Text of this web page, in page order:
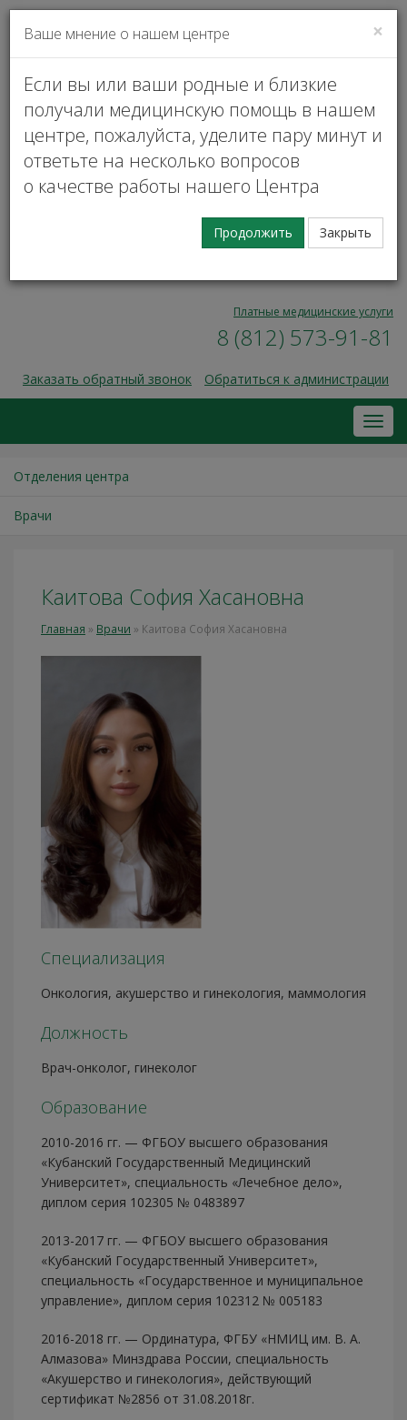
Личный кабинет
Запись на прием
Пн — Пт, 900— 17
8 (812) 573-91-31
Платные медицинские услуги
8 (812) 573-91-81
Заказать обратный звонок Обратиться к администрации
Отделения центра
Врачи
Каитова София Хасановна
Главная » Врачи » Каитова София Хасановна
Специализация
Онкология, акушерство и гинекология, маммология
Должность
Врач-онколог, гинеколог
Образование
2010-2016 гг. — ФГБОУ высшего образования
«Кубанский Государственный Медицинский
Университет», специальность «Лечебное дело»,
диплом серия 102305 № 0483897
2013-2017 гг. — ФГБОУ высшего образования
«Кубанский Государственный Университет»,
специальность «Государственное и муниципальное
управление», диплом серия 102312 № 005183
2016-2018 гг. — Ординатура, ФГБУ «НМИЦ им. В. А.
Алмазова» Минздрава России, специальность
«Акушерство и гинекология», действующий
сертификат №2856 от 31.08.2018г.
×
Ваше мнение о нашем центре
Если вы или ваши родные и близкие
получали медицинскую помощь в нашем
центре, пожалуйста, уделите пару минут и
ответьте на несколько вопросов
о качестве работы нашего Центра
Продолжить Закрыть